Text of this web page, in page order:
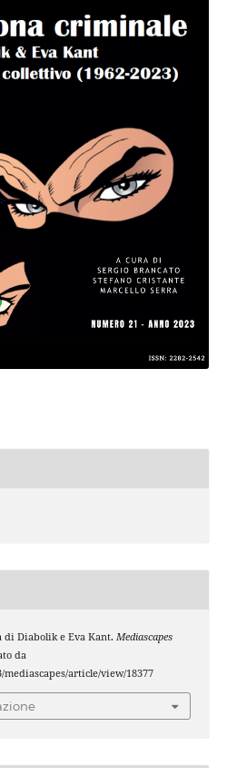
di Diabolik e Eva Kant. Mediascapes
da
article/view/18377